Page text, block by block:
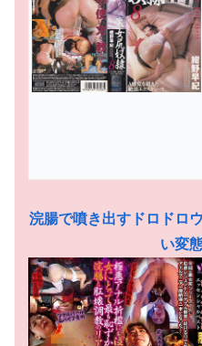
浣腸で噴き出すドロドロ
い変